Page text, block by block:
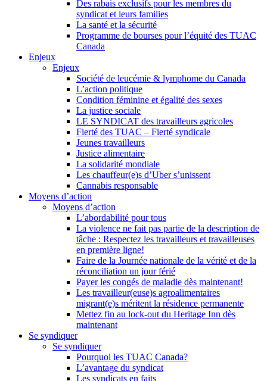
Des rabais exclusifs pour les membres du
syndicat et leurs families
La santé et la sécurité
Programme de bourses pour l’équité des TUAC
Canada
Enjeux
Enjeux
Société de leucémie & lymphome du Canada
L’action politique
Condition féminine et égalité des sexes
La justice sociale
LE SYNDICAT des travailleurs agricoles
Fierté des TUAC – Fierté syndicale
Jeunes travailleurs
Justice alimentaire
La solidarité mondiale
Les chauffeur(e)s d’Uber s’unissent
Cannabis responsable
Moyens d’action
Moyens d’action
L’abordabilité pour tous
La violence ne fait pas partie de la description de
tâche : Respectez les travailleurs et travailleuses
en première ligne!
Faire de la Journée nationale de la vérité et de la
réconciliation un jour férié
Payer les congés de maladie dès maintenant!
Les travailleur(euse)s agroalimentaires
migrant(e)s méritent la résidence permanente
Mettez fin au lock-out du Heritage Inn dès
maintenant
Se syndiquer
Se syndiquer
Pourquoi les TUAC Canada?
L’avantage du syndicat
Les syndicats en faits